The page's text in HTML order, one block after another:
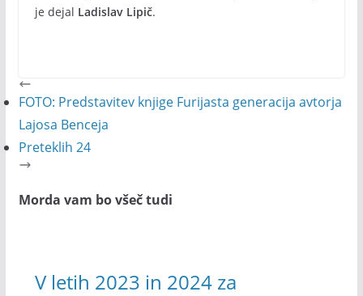
je dejal Ladislav Lipič.
FOTO: Predstavitev knjige Furijasta generacija avtorja
Lajosa Benceja
Preteklih 24
Morda vam bo všeč tudi
V letih 2023 in 2024 za